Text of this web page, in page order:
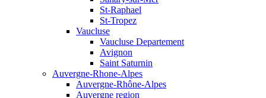
St-Raphael
St-Tropez
Vaucluse
Vaucluse Departement
Avignon
Saint Saturnin
Auvergne-Rhone-Alpes
Auvergne-Rhône-Alpes
Auvergne region